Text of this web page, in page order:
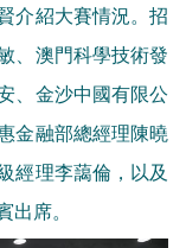
介紹大賽情況。招
、澳門科學技術發
、金沙中國有限公
金融部總經理陳曉
經理李藹倫，以及
席。